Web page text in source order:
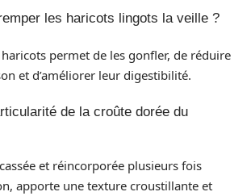
les haricots lingots la veille ?
permet de les gonfler, de réduire
et d’améliorer leur digestibilité.
de la croûte dorée du
et réincorporée plusieurs fois
apporte une texture croustillante et